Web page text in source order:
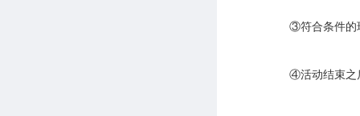
③符合条件的
④活动结束之